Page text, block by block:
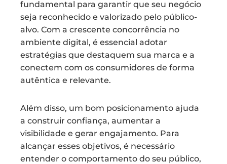
fundamental para garantir que seu negócio
seja reconhecido e valorizado pelo público-
alvo. Com a crescente concorrência no
ambiente digital, é essencial adotar
estratégias que destaquem sua marca e a
conectem com os consumidores de forma
autêntica e relevante.
Além disso, um bom posicionamento ajuda
a construir confiança, aumentar a
visibilidade e gerar engajamento. Para
alcançar esses objetivos, é necessário
entender o comportamento do seu público,